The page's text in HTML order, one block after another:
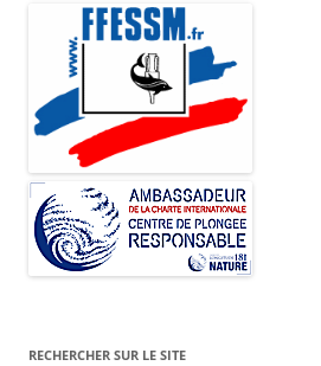
RECHERCHER SUR LE SITE